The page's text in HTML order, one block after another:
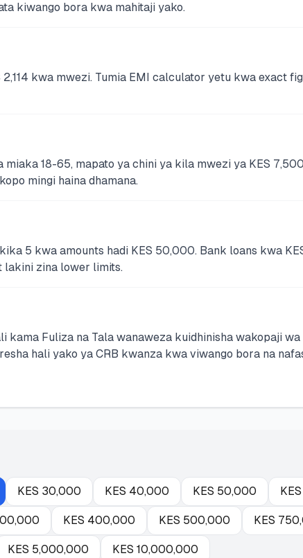
kiwango bora kwa mahitaji yako.
kwa mwezi. Tumia EMI calculator yetu kwa exact
18-65, mapato ya chini ya kila mwezi ya KES
mingi haina dhamana.
5 kwa amounts hadi KES 50,000. Bank loans kwa
lakini zina lower limits.
kama Fuliza na Tala wanaweza kuidhinisha wakopaji
hali yako ya CRB kwanza kwa viwango bora na
KES 30,000 KES 40,000 KES 50,000 KES
KES 400,000 KES 500,000 KES
KES 5,000,000 KES 10,000,000